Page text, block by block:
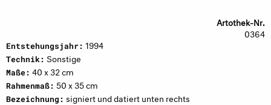
Artothek-Nr.
0364
Entstehungsjahr: 1994
Technik: Sonstige
Maße: 40 x 32 cm
Rahmenmaß: 50 x 35 cm
Bezeichnung: signiert und datiert unten rechts